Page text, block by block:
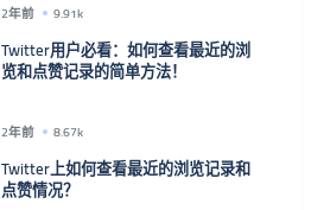
2年前 9.91k
Twitter用户必看：如何查看最近的浏
览和点赞记录的简单方法！
2年前 8.67k
Twitter上如何查看最近的浏览记录和
点赞情况？